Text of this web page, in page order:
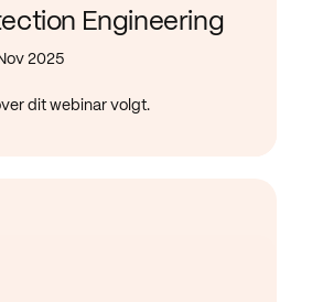
Engineering
2025
dit webinar volgt.